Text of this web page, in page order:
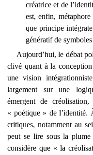
créatrice et de
est, enfin,
que principe
génératif de
Aujourd’hui, le débat
clivé quant à la
une vision
largement sur une
émergent de
« poétique » de l’identité.
critiques, notamment au
peut se lire sous la
considère que « la